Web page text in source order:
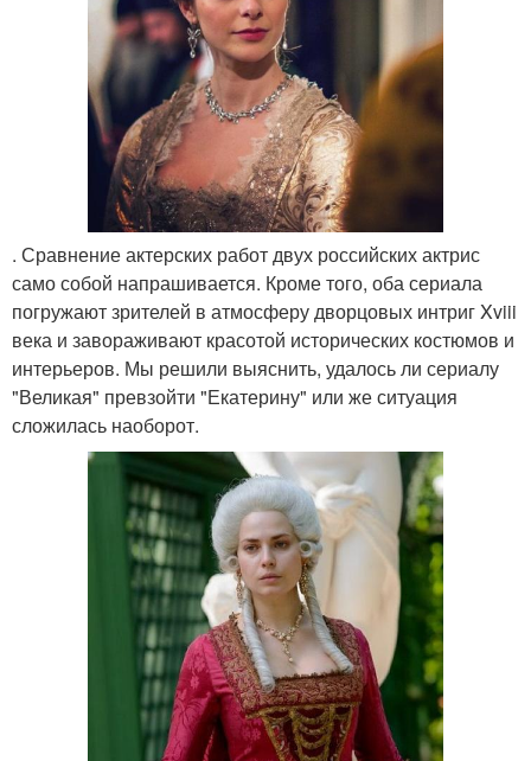
. Сравнение актерских работ двух российских актрис
само собой напрашивается. Кроме того, оба сериала
погружают зрителей в атмосферу дворцовых интриг Xviii
века и завораживают красотой исторических костюмов и
интерьеров. Мы решили выяснить, удалось ли сериалу
"Великая" превзойти "Екатерину" или же ситуация
сложилась наоборот.